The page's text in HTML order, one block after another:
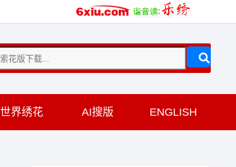
世界绣花 AI搜版 ENGLISH